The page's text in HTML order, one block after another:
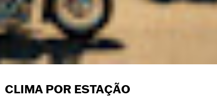
CLIMA POR ESTAÇÃO